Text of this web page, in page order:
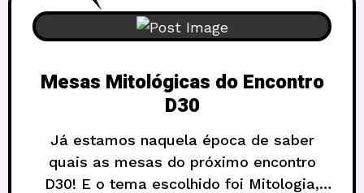
Mesas Mitológicas do Encontro
D30
Já estamos naquela época de saber
quais as mesas do próximo encontro
D30! E o tema escolhido foi Mitologia,